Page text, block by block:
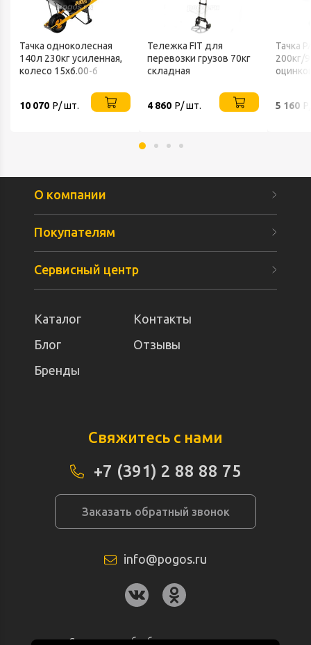
Тачка одноколесная
140л 230кг усиленная,
колесо 15х6.00-6
10 070 Р/ шт.
Тележка FIT для
перевозки грузов 70кг
складная
4 860 Р/ шт.
Тачка
200кг/
5 160
О компании
Покупателям
Сервисный центр
Каталог
Контакты
Блог
Отзывы
Бренды
Свяжитесь с нами
+7 (391) 2 88 88 75
Заказать обратный звонок
info@pogos.ru
Согласие на обработку персональных